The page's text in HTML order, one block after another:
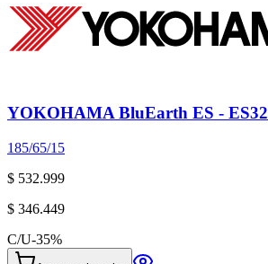
YOKOHAMA BluEarth ES - ES32
185/65/15
$ 532.999
$ 346.449
C/U-35%